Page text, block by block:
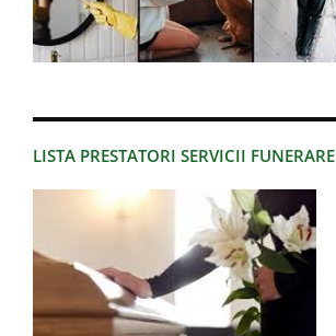
LISTA PRESTATORI SERVICII FUNERARE